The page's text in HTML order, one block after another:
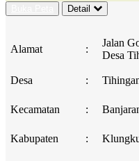
Detail
Alamat :
Jalan
Desa
Desa :
Kecamatan :
Kabupaten :